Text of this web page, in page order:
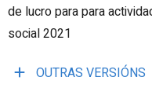
de lucro para para
social 2021
OUTRAS VERSIÓNS